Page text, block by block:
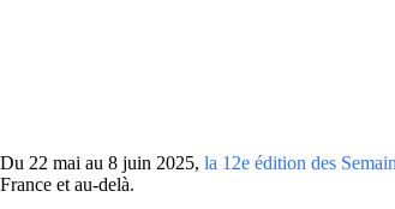
Du 22 mai au 8 juin 2025, la 12e édition des
France et au-delà.